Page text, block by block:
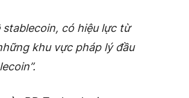
có hiệu lực từ
khu vực pháp lý đầu